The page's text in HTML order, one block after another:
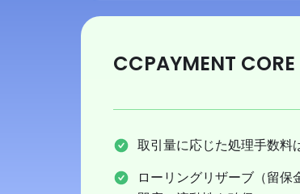
CCPAYMENT CORE
取引量に応じた処理手数料
ローリングリザーブ（留